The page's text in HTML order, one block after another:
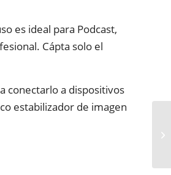
es ideal para Podcast,
Cápta solo el
conectarlo a dispositivos
estabilizador de imagen